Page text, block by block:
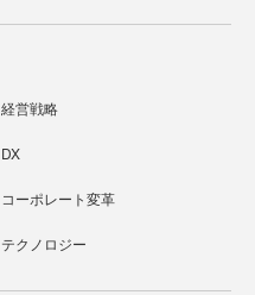
経営戦略
DX
コーポレート変革
テクノロジー